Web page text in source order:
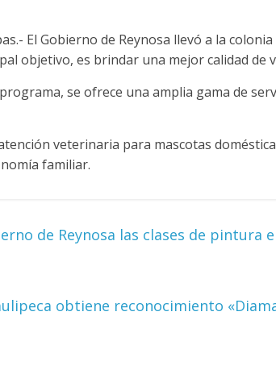
El Gobierno de Reynosa llevó a la
objetivo, es brindar una mejor calidad de
se ofrece una amplia gama de
veterinaria para mascotas
familiar.
de Reynosa las clases de pintura
obtiene reconocimiento